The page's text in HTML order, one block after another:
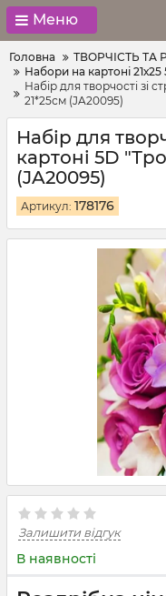
Меню
Головна ТВОРЧІСТЬ ТА
Набори на картоні 21х25
Набір для творчості зі
21*25см (JA20095)
Набір для
картоні 5D
(JA20095)
Артикул: 178176
Залишити відгук
В наявності